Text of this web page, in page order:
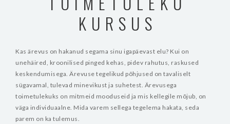
KURSUS
Kas ärevus on hakanud segama sinu igapäevast elu? Kui on
unehäired, kroonilised pinged kehas, pidev rahutus, raskused
keskendumisega. Ärevuse tegelikud põhjused on tavaliselt
sügavamal, tulevad minevikust ja suhetest. Ärevusega
toimetulekuks on mitmeid mooduseid ja mis kellegile mõjub, on
väga individuaalne. Mida varem sellega tegelema hakata, seda
parem on ka tulemus.